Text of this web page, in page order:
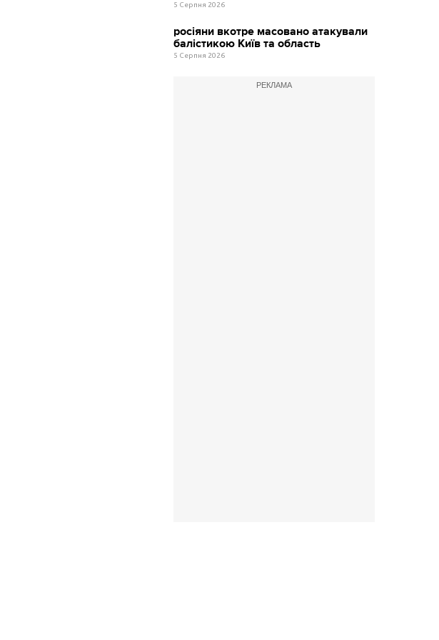
5 Серпня 2026
росіяни вкотре масовано атакували
балістикою Київ та область
5 Серпня 2026
РЕКЛАМА